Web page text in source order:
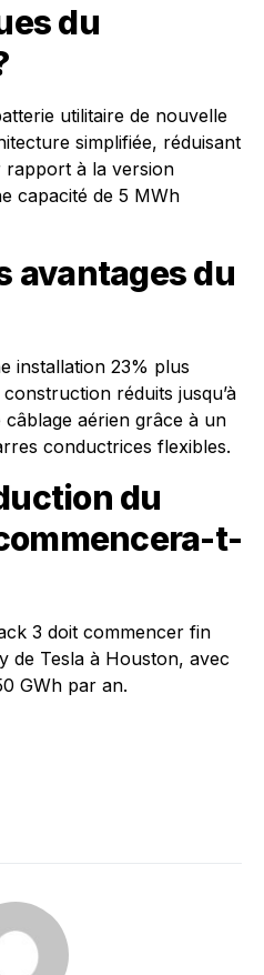
du
utilitaire de nouvelle
simplifiée, réduisant
rapport à la version
capacité de 5 MWh
avantages du
installation 23% plus
réduits jusqu’à
aérien grâce à un
conductrices flexibles.
du
t-
3 doit commencer fin
de Tesla à Houston, avec
GWh par an.